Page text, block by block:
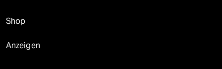
Shop
Anzeigen